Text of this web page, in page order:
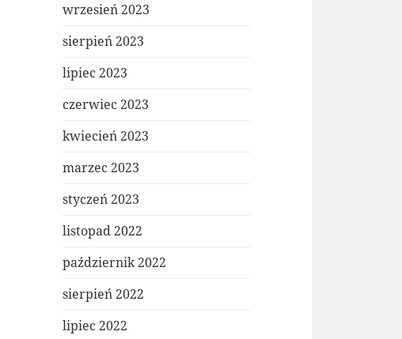
wrzesień 2023
sierpień 2023
lipiec 2023
czerwiec 2023
kwiecień 2023
marzec 2023
styczeń 2023
listopad 2022
październik 2022
sierpień 2022
lipiec 2022